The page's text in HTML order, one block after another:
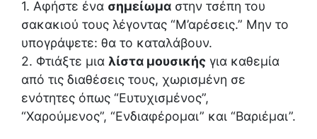
1. Αφήστε ένα σημείωμα στην τσέπη του
σακακιού τους λέγοντας “Μ’αρέσεις.” Μην το
υπογράψετε: θα το καταλάβουν.
2. Φτιάξτε μια λίστα μουσικής για καθεμία
από τις διαθέσεις τους, χωρισμένη σε
ενότητες όπως “Ευτυχισμένος”,
“Χαρούμενος”, “Ενδιαφέρομαι” και “Βαριέμαι”.